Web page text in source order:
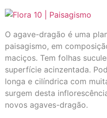
O agave-dragão é uma
paisagismo, em
maciços. Tem folhas
superfície acinzentada.
longa e cilíndrica com
surgem desta
novos agaves-dragão.